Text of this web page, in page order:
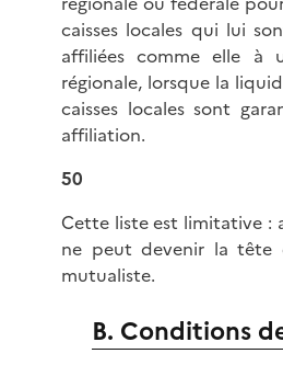
caisses locales qui lui
affiliées comme elle à
régionale, lorsque la
caisses locales sont
affiliation.
50
Cette liste est limitative :
ne peut devenir la tête
mutualiste.
B. Conditions